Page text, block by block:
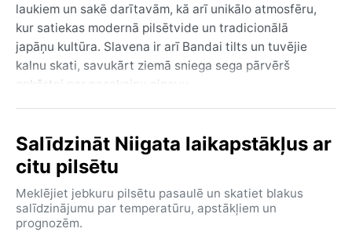
laukiem un sakē darītavām, kā arī unikālo atmosfēru,
kur satiekas modernā pilsētvide un tradicionālā
japāņu kultūra. Slavena ir arī Bandai tilts un tuvējie
kalnu skati, savukārt ziemā sniega sega pārvērš
apkārtni par pasakainu ainavu.
Klimats atbilst mitri subtropiskajam (Kēpena Cfa), bet
svārstās no 25 līdz 30 grādiem un gaisa mitrums bieži
pārsniedz 80%. Ziemas ir salīdzinoši vēsas, vidēji ap
2–8 grādiem, bet ar ievērojamu nokrišņu daudzumu –
sniegs šeit ir bagātīgāks nekā daudzviet citur
subtropu zonā. Rudens un pavasaris ir maigāki un
Salīdzināt Niigata laikapstākļus ar
citu pilsētu
Meklējiet jebkuru pilsētu pasaulē un skatiet blakus
salīdzinājumu par temperatūru, apstākļiem un
prognozēm.